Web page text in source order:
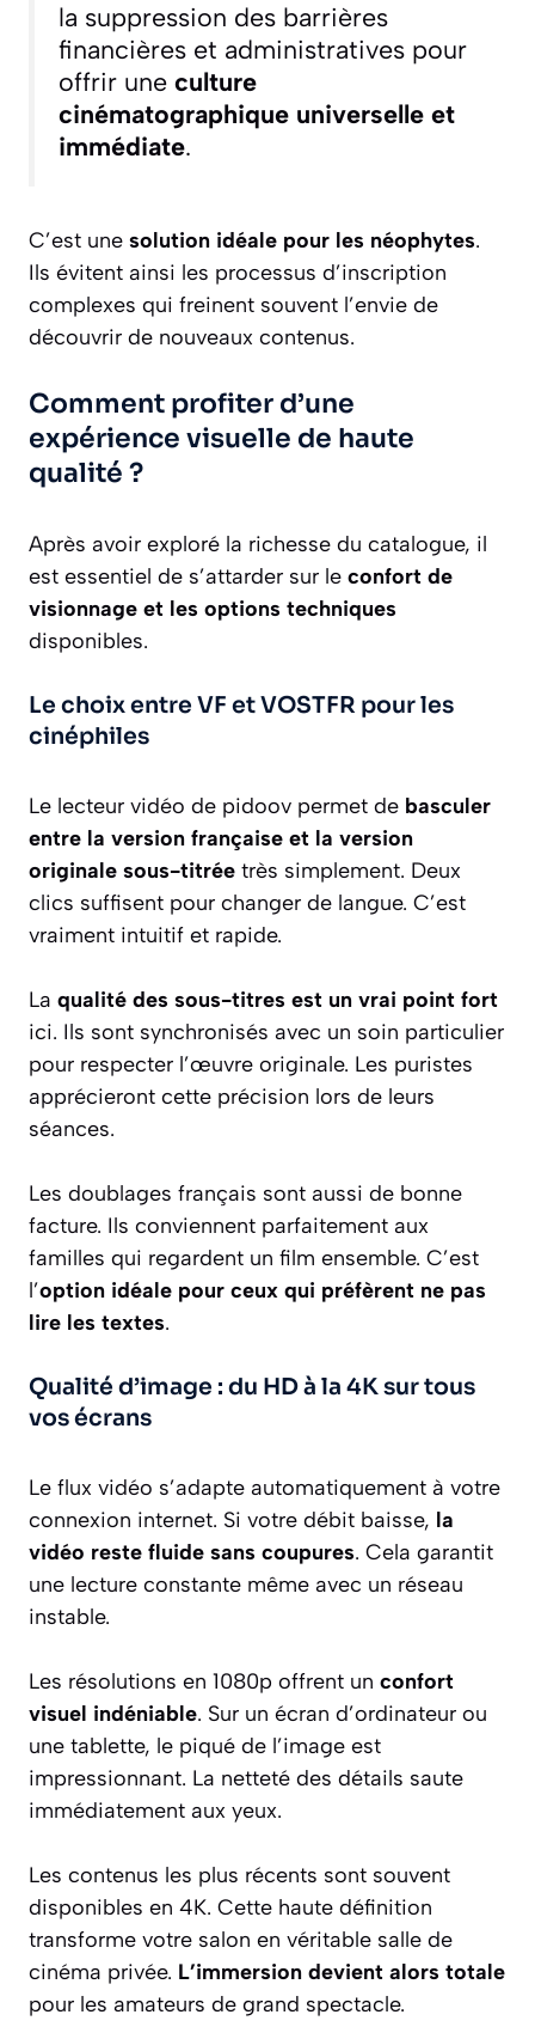
la suppression des barrières
financières et administratives pour
offrir une culture
cinématographique universelle et
immédiate.
C’est une solution idéale pour les néophytes.
Ils évitent ainsi les processus d’inscription
complexes qui freinent souvent l’envie de
découvrir de nouveaux contenus.
Comment profiter d’une
expérience visuelle de haute
qualité ?
Après avoir exploré la richesse du catalogue, il
est essentiel de s’attarder sur le confort de
visionnage et les options techniques
disponibles.
Le choix entre VF et VOSTFR pour les
cinéphiles
Le lecteur vidéo de pidoov permet de basculer
entre la version française et la version
originale sous-titrée très simplement. Deux
clics suffisent pour changer de langue. C’est
vraiment intuitif et rapide.
La qualité des sous-titres est un vrai point fort
ici. Ils sont synchronisés avec un soin particulier
pour respecter l’œuvre originale. Les puristes
apprécieront cette précision lors de leurs
séances.
Les doublages français sont aussi de bonne
facture. Ils conviennent parfaitement aux
familles qui regardent un film ensemble. C’est
l’option idéale pour ceux qui préfèrent ne pas
lire les textes.
Qualité d’image : du HD à la 4K sur tous
vos écrans
Le flux vidéo s’adapte automatiquement à votre
connexion internet. Si votre débit baisse, la
vidéo reste fluide sans coupures. Cela garantit
une lecture constante même avec un réseau
instable.
Les résolutions en 1080p offrent un confort
visuel indéniable. Sur un écran d’ordinateur ou
une tablette, le piqué de l’image est
impressionnant. La netteté des détails saute
immédiatement aux yeux.
Les contenus les plus récents sont souvent
disponibles en 4K. Cette haute définition
transforme votre salon en véritable salle de
cinéma privée. L’immersion devient alors totale
pour les amateurs de grand spectacle.